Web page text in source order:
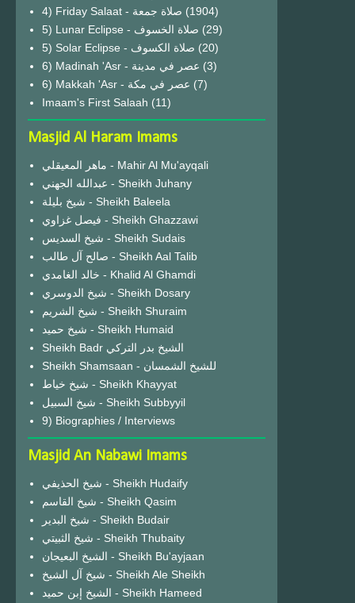
4) Friday Salaat - صلاة جمعة (1904)
5) Lunar Eclipse - صلاة الخسوف (29)
(20)
6) Madinah 'Asr - عصر في مدينة (3)
6) Makkah 'Asr - عصر في مكة (7)
Imaam's First Salaah (11)
Masjid Al Haram Imams
ماهر المعيقلي - Mahir Al Mu'ayqali
عبدالله الجهني - Sheikh Juhany
شيخ بليلة - Sheikh Baleela
فيصل غزاوي - Sheikh Ghazzawi
شيخ السديس - Sheikh Sudais
صالح آل طالب - Sheikh Aal Talib
خالد الغامدي - Khalid Al Ghamdi
شيخ الدوسري - Sheikh Dosary
شيخ الشريم - Sheikh Shuraim
شيخ حميد - Sheikh Humaid
Sheikh Badr الشيخ بدر التركي
Sheikh Shamsaan - للشيخ الشمسان
شيخ خياط - Sheikh Khayyat
شيخ السبيل - Sheikh Subbyyil
9) Biographies / Interviews
Masjid An Nabawi Imams
شيخ الحذيفي - Sheikh Hudaify
شيخ القاسم - Sheikh Qasim
شيخ البدير - Sheikh Budair
شيخ الثبيتي - Sheikh Thubaity
الشيخ البعيجان - Sheikh Bu'ayjaan
شيخ آل الشيخ - Sheikh Ale Sheikh
الشيخ إبن حميد - Sheikh Hameed